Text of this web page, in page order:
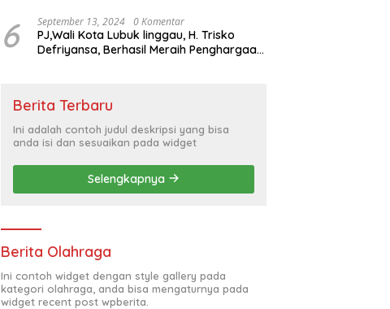
Hajatan Politik
6 September 13, 2024 0 Komentar
PJ,Wali Kota Lubuk linggau, H. Trisko
Defriyansa, Berhasil Meraih Penghargaan
Berita Terbaru
Ini adalah contoh judul deskripsi yang bisa
anda isi dan sesuaikan pada widget
Selengkapnya
Berita Olahraga
Ini contoh widget dengan style gallery pada
kategori olahraga, anda bisa mengaturnya pada
widget recent post wpberita.